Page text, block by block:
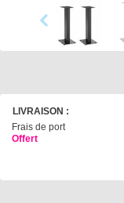
LIVRAISON :
Frais de port
Offert